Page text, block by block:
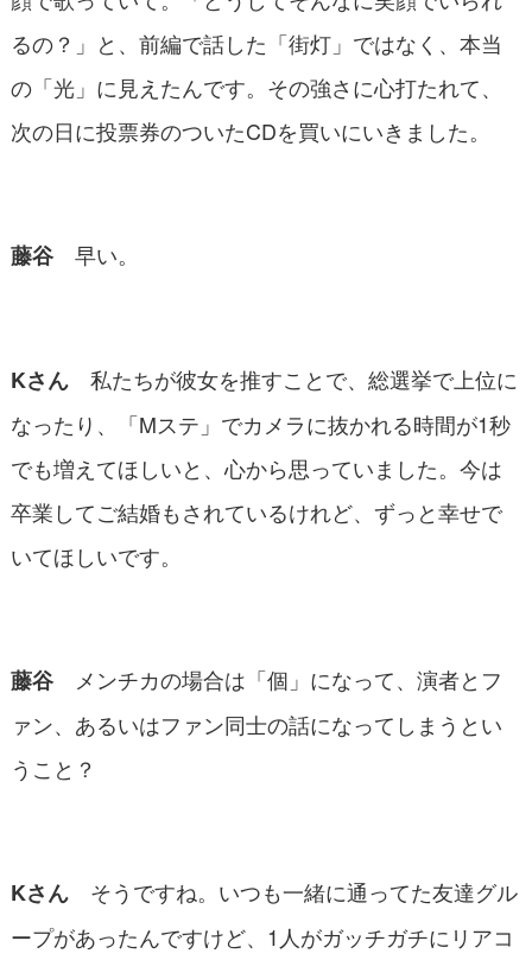
るの？」と、前編で話した「街灯」ではなく、本当
の「光」に見えたんです。その強さに心打たれて、
次の日に投票券のついたCDを買いにいきました。
藤谷 早い。
Kさん 私たちが彼女を推すことで、総選挙で上位に
なったり、「Mステ」でカメラに抜かれる時間が1秒
でも増えてほしいと、心から思っていました。今は
卒業してご結婚もされているけれど、ずっと幸せで
いてほしいです。
藤谷
メンチカの場合は「個」になって、演者とフ
ァン、あるいはファン同士の話になってしまうとい
うこと？
Kさんそうですね。いつも一緒に通ってた友達グル
ープがあったんですけど、1人がガッチガチにリアコ